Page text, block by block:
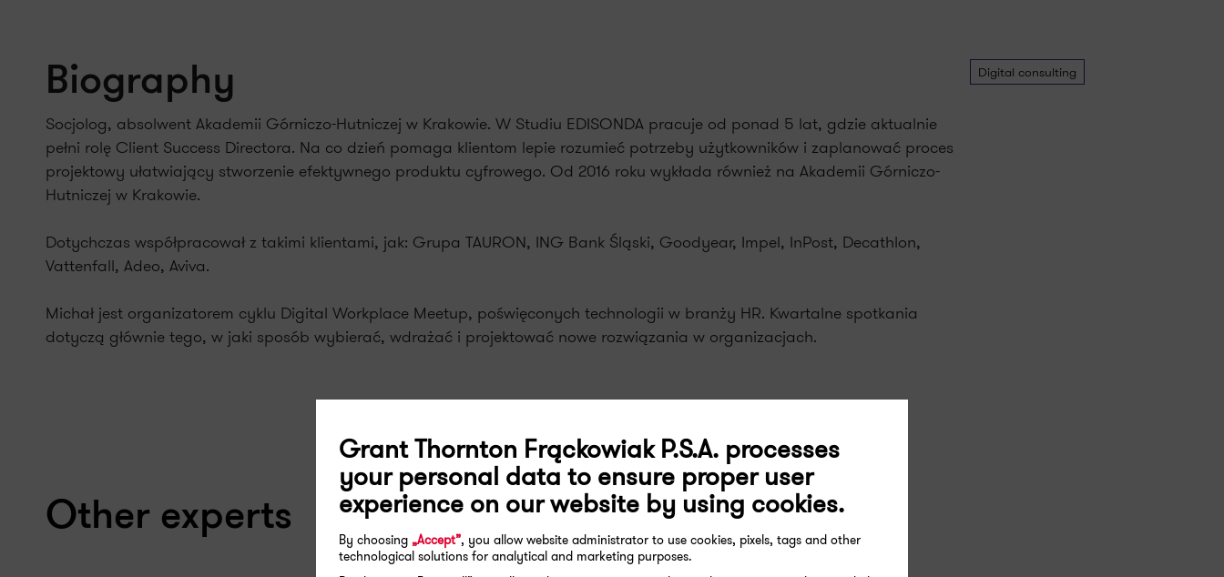
Biography
Socjolog, absolwent Akademii Górniczo-Hutniczej w Krakowie. W Studiu EDISONDA pracuje od ponad 5 lat, gdzie aktualnie
pełni rolę Client Success Directora. Na co dzień pomaga klientom lepie rozumieć potrzeby użytkowników i zaplanować proces
projektowy ułatwiający stworzenie efektywnego produktu cyfrowego. Od 2016 roku wykłada również na Akademii Górniczo-
Hutniczej w Krakowie.
Dotychczas współpracował z takimi klientami, jak: Grupa TAURON, ING Bank Śląski, Goodyear, Impel, InPost, Decathlon,
Vattenfall, Adeo, Aviva.
Michał jest organizatorem cyklu Digital Workplace Meetup, poświęconych technologii w branży HR. Kwartalne spotkania
dotyczą głównie tego, w jaki sposób wybierać, wdrażać i projektować nowe rozwiązania w organizacjach.
Digital consulting
Other experts
Grant Thornton Frąckowiak P.S.A. processes
your personal data to ensure proper user
experience on our website by using cookies.
By choosing „Accept”, you allow website administrator to use cookies, pixels, tags and other
technological solutions for analytical and marketing purposes.